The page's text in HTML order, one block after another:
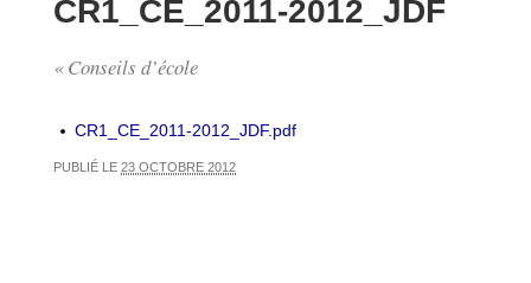
CR1_CE_2011-2012_JDF
« Conseils d’école
CR1_CE_2011-2012_JDF.pdf
PUBLIÉ LE 23 OCTOBRE 2012